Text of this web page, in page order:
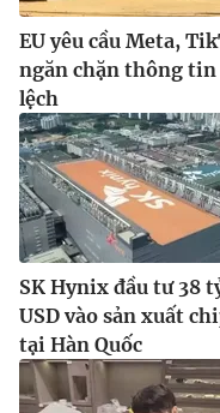
EU yêu cầu Meta,
ngăn chặn thông tin
lệch
SK Hynix đầu tư 38
USD vào sản xuất
tại Hàn Quốc